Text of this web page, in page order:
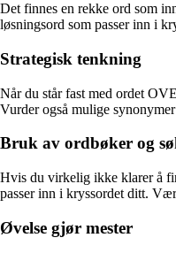
Det finnes en rekke ord som
løsningsord som passer inn i
Strategisk tenkning
Når du står fast med ordet
Vurder også mulige
Bruk av ordbøker og
Hvis du virkelig ikke klarer å
passer inn i kryssordet ditt.
Øvelse gjør mester